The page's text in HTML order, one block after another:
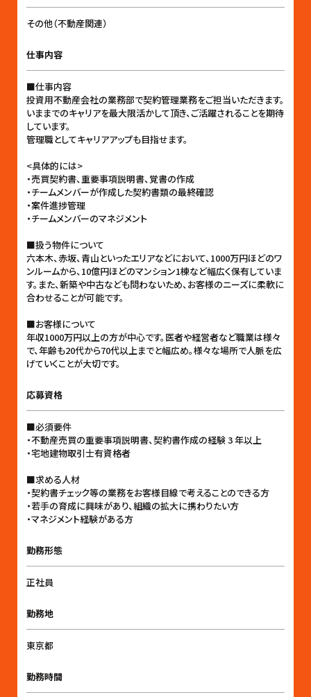
その他（不動産関連）
仕事内容
■仕事内容
投資用不動産会社の業務部で契約管理業務をご担当いただきます。
いままでのキャリアを最大限活かして頂き、ご活躍されることを期待
しています。
管理職としてキャリアアップも目指せます。
<具体的には>
・売買契約書、重要事項説明書、覚書の作成
・チームメンバーが作成した契約書類の最終確認
・案件進捗管理
・チームメンバーのマネジメント
■扱う物件について
六本木、赤坂、青山といったエリアなどにおいて、1000万円ほどのワ
ンルームから、10億円ほどのマンション1棟など幅広く保有していま
す。また、新築や中古なども問わないため、お客様のニーズに柔軟に
合わせることが可能です。
■お客様について
年収1000万円以上の方が中心です。医者や経営者など職業は様々
で、年齢も20代から70代以上までと幅広め。様々な場所で人脈を広
げていくことが大切です。
応募資格
■必須要件
・不動産売買の重要事項説明書、契約書作成の経験 3 年以上
・宅地建物取引士有資格者
■求める人材
・契約書チェック等の業務をお客様目線で考えることのできる方
・若手の育成に興味があり、組織の拡大に携わりたい方
・マネジメント経験がある方
勤務形態
正社員
勤務地
東京都
勤務時間